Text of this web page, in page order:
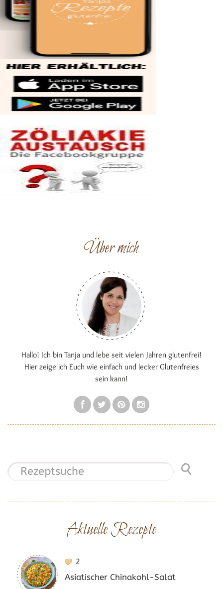
Über mich
Hallo! Ich bin Tanja und lebe seit vielen Jahren glutenfrei!
Hier zeige ich Euch wie einfach und lecker Glutenfreies
sein kann!
Aktuelle Rezepte
2
Asiatischer Chinakohl-Salat